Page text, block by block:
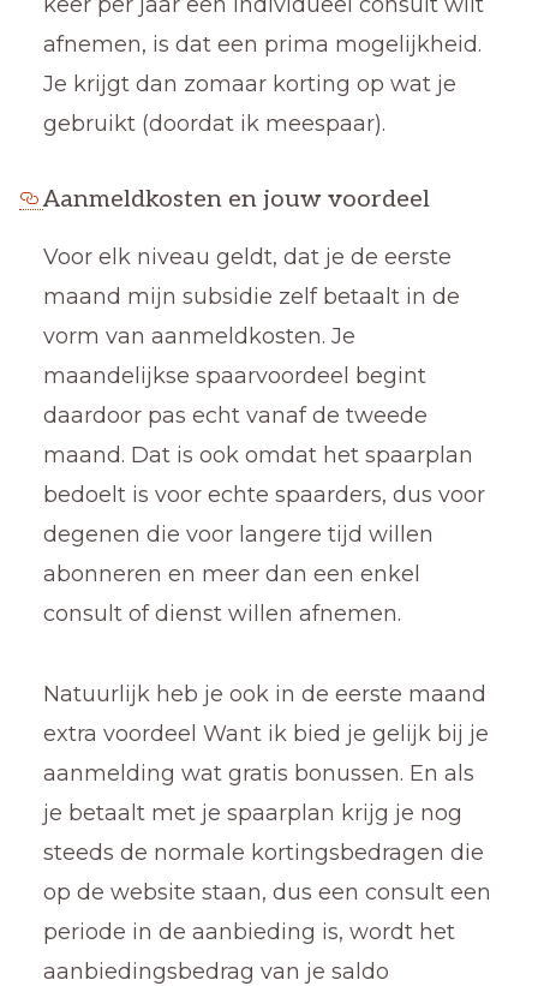
afnemen, is dat een prima mogelijkheid.
Je krijgt dan zomaar korting op wat je
gebruikt (doordat ik meespaar).
Aanmeldkosten en jouw voordeel
Voor elk niveau geldt, dat je de eerste
maand mijn subsidie zelf betaalt in de
vorm van aanmeldkosten. Je
maandelijkse spaarvoordeel begint
daardoor pas echt vanaf de tweede
maand. Dat is ook omdat het spaarplan
bedoelt is voor echte spaarders, dus voor
degenen die voor langere tijd willen
abonneren en meer dan een enkel
consult of dienst willen afnemen.
Natuurlijk heb je ook in de eerste maand
extra voordeel Want ik bied je gelijk bij je
aanmelding wat gratis bonussen. En als
je betaalt met je spaarplan krijg je nog
steeds de normale kortingsbedragen die
op de website staan, dus een consult een
periode in de aanbieding is, wordt het
aanbiedingsbedrag van je saldo